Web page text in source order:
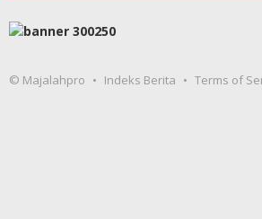
© Majalahpro Indeks Berita Terms of